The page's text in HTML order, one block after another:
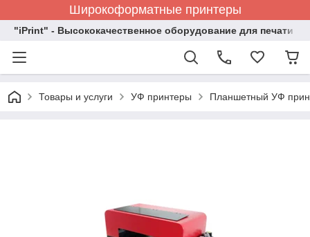
Широкоформатные принтеры
"iPrint" - Высококачественное оборудование для печати
Товары и услуги УФ принтеры Планшетный УФ